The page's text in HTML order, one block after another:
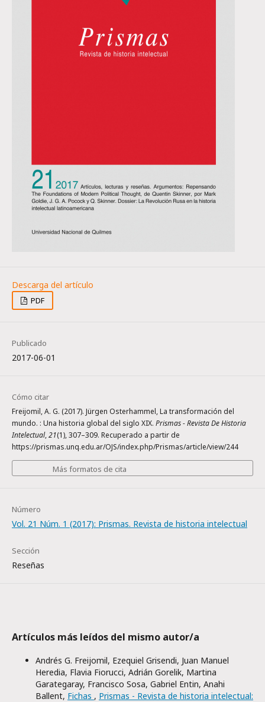
PDF
Publicado
2017-06-01
Cómo citar
Freijomil, A. G. (2017). Jürgen Osterhammel, La transformación del
mundo. : Una historia global del siglo XIX. Prismas - Revista De Historia
Intelectual,21(1), 307–309. Recuperado a partir de
https://prismas.unq.edu.ar/OJS/index.php/Prismas/article/view/244
Más formatos de cita
Número
Vol. 21 Núm. 1 (2017): Prismas. Revista de historia intelectual
Sección
Reseñas
Artículos más leídos del mismo autor/a
Andrés G. Freijomil, Ezequiel Grisendi, Juan Manuel
Heredia, Flavia Fiorucci, Adrián Gorelik, Martina
Garategaray, Francisco Sosa, Gabriel Entin, Anahi
Ballent, Fichas , Prismas - Revista de historia intelectual: